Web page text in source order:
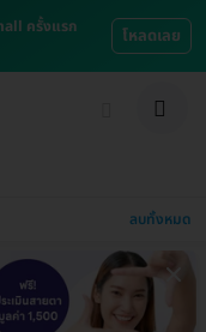
ครั้งแรก
โหลดเลย
ลบทั้งหมด